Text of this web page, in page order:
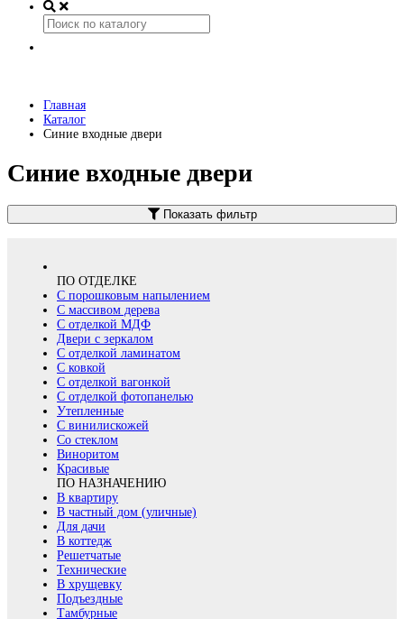
Главная
Каталог
Синие входные двери
Синие входные двери
Показать фильтр
ПО ОТДЕЛКЕ
С порошковым напылением
С массивом дерева
С отделкой МДФ
Двери с зеркалом
С отделкой ламинатом
С ковкой
С отделкой вагонкой
С отделкой фотопанелью
Утепленные
С винилискожей
Со стеклом
Виноритом
Красивые
ПО НАЗНАЧЕНИЮ
В квартиру
В частный дом (уличные)
Для дачи
В коттедж
Решетчатые
Технические
В хрущевку
Подъездные
Тамбурные